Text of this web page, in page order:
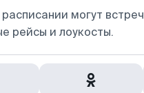
могут
рейсы и лоукосты.